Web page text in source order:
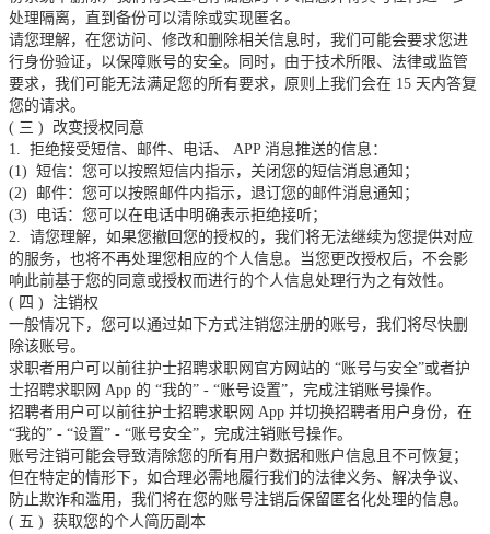
处理隔离，直到备份可以清除或实现匿名。
请您理解，在您访问、修改和删除相关信息时，我们可能会要求您进
行身份验证，以保障账号的安全。同时，由于技术所限、法律或监管
要求，我们可能无法满足您的所有要求，原则上我们会在 15 天内答复
您的请求。
( 三 )
改变授权同意
1. 拒绝接受短信、邮件、电话、 APP 消息推送的信息：
(1) 短信：您可以按照短信内指示，关闭您的短信消息通知；
(2)
邮件：您可以按照邮件内指示，退订您的邮件消息通知；
(3)
电话：您可以在电话中明确表示拒绝接听；
2. 请您理解，如果您撤回您的授权的，我们将无法继续为您提供对应
的服务，也将不再处理您相应的个人信息。当您更改授权后，不会影
响此前基于您的同意或授权而进行的个人信息处理行为之有效性。
( 四 )
注销权
一般情况下，您可以通过如下方式注销您注册的账号，我们将尽快删
除该账号。
求职者用户可以前往护士招聘求职网官方网站的 “账号与安全”或者护
士招聘求职网 App 的 “我的” - “账号设置”，完成注销账号操作。
招聘者用户可以前往护士招聘求职网 App 并切换招聘者用户身份，在
“我的” - “设置” - “账号安全”，完成注销账号操作。
账号注销可能会导致清除您的所有用户数据和账户信息且不可恢复；
但在特定的情形下，如合理必需地履行我们的法律义务、解决争议、
防止欺诈和滥用，我们将在您的账号注销后保留匿名化处理的信息。
( 五 ) 获取您的个人简历副本